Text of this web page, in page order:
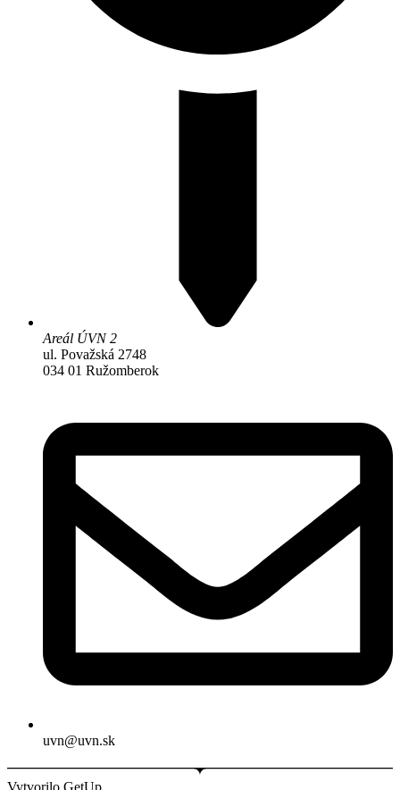
Areál ÚVN 2
ul. Považská 2748
034 01 Ružomberok
uvn@uvn.sk
Vytvorilo GetUp